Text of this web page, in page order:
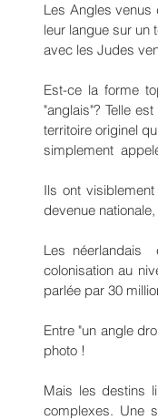
Les Angles venus
leur langue sur un
avec les Judes
Est-ce la forme
"anglais"? Telle
territoire originel
simplement
Ils ont
devenue
Les néerlandais
colonisation au
parlée par 30
Entre "un angle
photo !
Mais les destins
complexes. Une